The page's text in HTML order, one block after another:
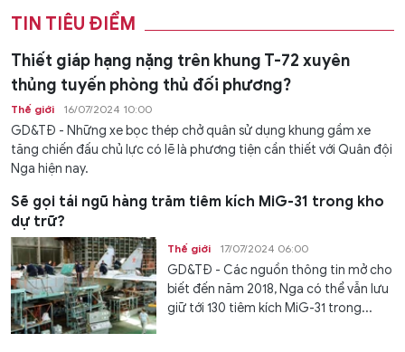
TIN TIÊU ĐIỂM
Thiết giáp hạng nặng trên khung T-72 xuyên
thủng tuyến phòng thủ đối phương?
Thế giới 16/07/2024 10:00
GD&TĐ - Những xe bọc thép chở quân sử dụng khung gầm xe
tăng chiến đấu chủ lực có lẽ là phương tiện cần thiết với Quân đội
Nga hiện nay.
Sẽ gọi tái ngũ hàng trăm tiêm kích MiG-31 trong kho
dự trữ?
Thế giới 17/07/2024 06:00
GD&TĐ - Các nguồn thông tin mở cho
biết đến năm 2018, Nga có thể vẫn lưu
giữ tới 130 tiêm kích MiG-31 trong...